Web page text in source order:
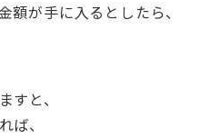
額が手に入るとしたら、
すと、
ば、